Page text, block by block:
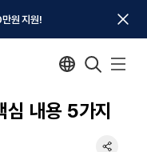
원 지원!
내용 5가지